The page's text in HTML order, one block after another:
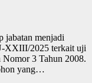
jabatan menjadi
XXIII/2025 terkait uji
3 Tahun 2008.
yang…